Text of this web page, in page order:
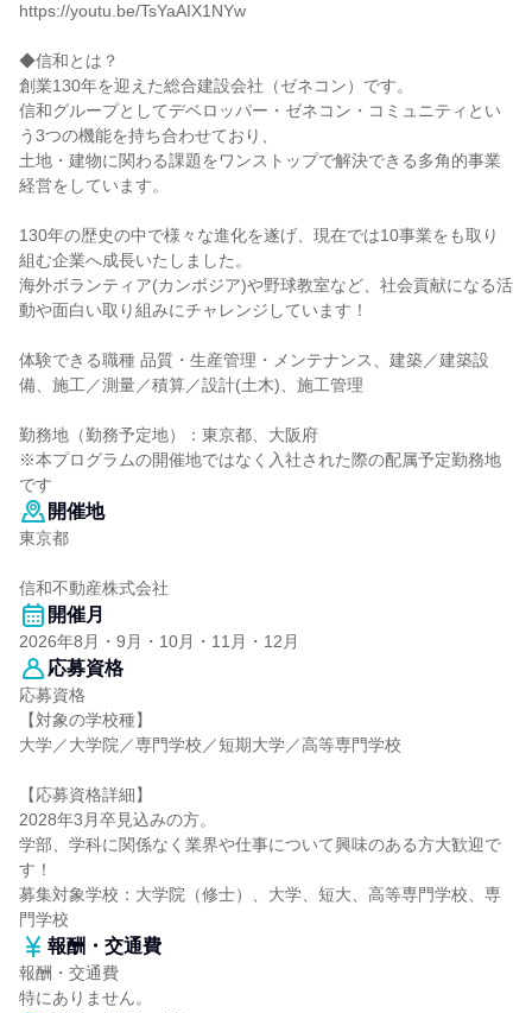
https://youtu.be/TsYaAIX1NYw
◆信和とは？
創業130年を迎えた総合建設会社（ゼネコン）です。
信和グループとしてデベロッパー・ゼネコン・コミュニティとい
う3つの機能を持ち合わせており、
土地・建物に関わる課題をワンストップで解決できる多角的事業
経営をしています。
130年の歴史の中で様々な進化を遂げ、現在では10事業をも取り
組む企業へ成長いたしました。
海外ボランティア(カンボジア)や野球教室など、社会貢献になる活
動や面白い取り組みにチャレンジしています！
体験できる職種 品質・生産管理・メンテナンス、建築／建築設
備、施工／測量／積算／設計(土木)、施工管理
勤務地（勤務予定地）：東京都、大阪府
※本プログラムの開催地ではなく入社された際の配属予定勤務地
です
開催地
東京都
信和不動産株式会社
開催月
2026年8月・9月・10月・11月・12月
応募資格
応募資格
【対象の学校種】
大学／大学院／専門学校／短期大学／高等専門学校
【応募資格詳細】
2028年3月卒見込みの方。
学部、学科に関係なく業界や仕事について興味のある方大歓迎で
す！
募集対象学校：大学院（修士）、大学、短大、高等専門学校、専
門学校
報酬・交通費
報酬・交通費
特にありません。